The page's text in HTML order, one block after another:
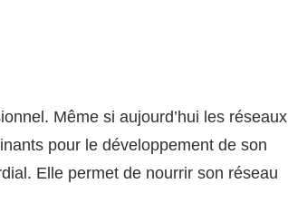
Même si aujourd’hui les réseaux
pour le développement de son
Elle permet de nourrir son réseau